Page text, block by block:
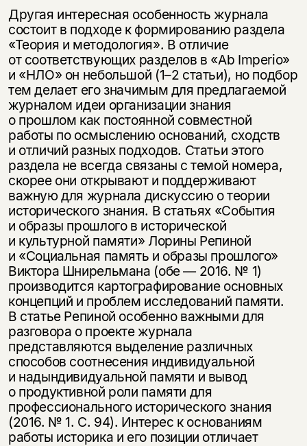
Другая интересная особенность журнала
состоит в подходе к формированию раздела
«Теория и методология». В отличие
от соответствующих разделов в «Ab Imperio»
и «НЛО» он небольшой (1–2 статьи), но подбор
тем делает его значимым для предлагаемой
журналом идеи организации знания
о прошлом как постоянной совместной
работы по осмыслению оснований, сходств
и отличий разных подходов. Статьи этого
раздела не всегда связаны с темой номера,
скорее они открывают и поддерживают
важную для журнала дискуссию о теории
исторического знания. В статьях «События
и образы прошлого в исторической
и культурной памяти» Лорины Репиной
и «Социальная память и образы прошлого»
Виктора Шнирельмана (обе — 2016. № 1)
производится картографирование основных
концепций и проблем исследований памяти.
В статье Репиной особенно важными для
разговора о проекте журнала
представляются выделение различных
способов соотнесения индивидуальной
и надындивидуальной памяти и вывод
о продуктивной роли памяти для
профессионального исторического знания
(2016. № 1. С. 94). Интерес к основаниям
работы историка и его позиции отличает